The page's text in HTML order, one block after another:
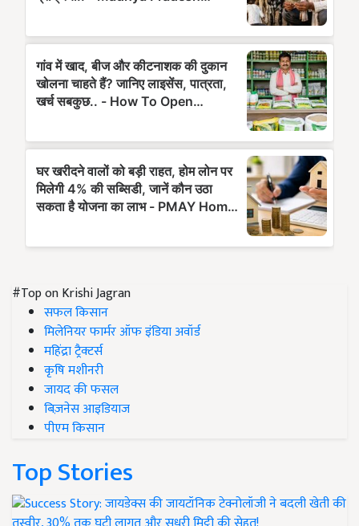
#Top on Krishi Jagran
सफल किसान
मिलेनियर फार्मर ऑफ इंडिया अवॉर्ड
महिंद्रा ट्रैक्टर्स
कृषि मशीनरी
जायद की फसल
बिज़नेस आइडियाज
पीएम किसान
Top Stories